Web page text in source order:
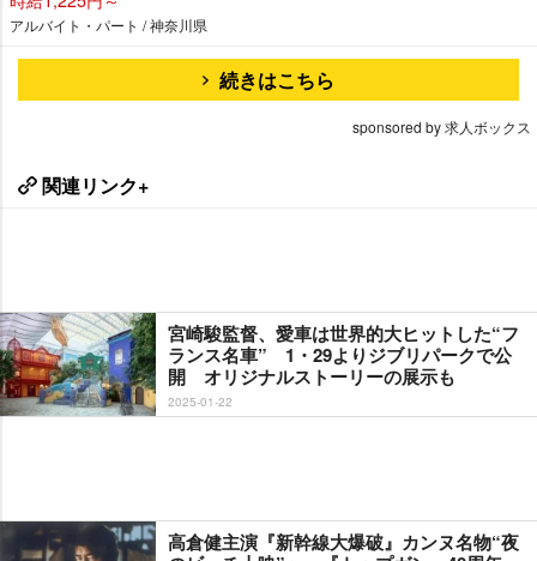
アルバイト・パート / 神奈川県
続きはこちら
sponsored by 求人ボックス
関連リンク+
宮崎駿監督、愛車は世界的大ヒットした“フ
ランス名車” 1・29よりジブリパークで公
開 オリジナルストーリーの展示も
2025-01-22
高倉健主演『新幹線大爆破』カンヌ名物“夜